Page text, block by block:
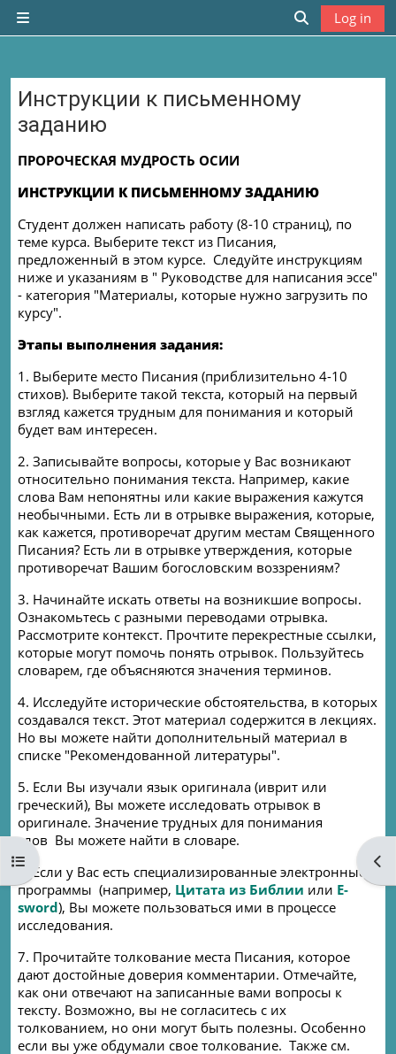
Skip to main content
Side panel
Toggle
Log in
Open course index
Инструкции к письменному
заданию
Completion requirements
ПРОРОЧЕСКАЯ МУДРОСТЬ ОСИИ
ИНСТРУКЦИИ К ПИСЬМЕННОМУ ЗАДАНИЮ
Студент должен написать работу (8-10 страниц), по
теме курса. Выберите текст из Писания,
предложенный в этом курсе. Следуйте инструкциям
ниже и указаниям в " Руководстве для написания эссе"
- категория "Материалы, которые нужно загрузить по
курсу".
Этапы выполнения задания:
1. Выберите место Писания (приблизительно 4-10
стихов). Выберите такой текста, который на первый
взгляд кажется трудным для понимания и который
будет вам интересен.
2. Записывайте вопросы, которые у Вас возникают
относительно понимания текста. Например, какие
слова Вам непонятны или какие выражения кажутся
необычными. Есть ли в отрывке выражения, которые,
как кажется, противоречат другим местам Священного
Писания? Есть ли в отрывке утверждения, которые
противоречат Вашим богословским воззрениям?
3. Начинайте искать ответы на возникшие вопросы.
Ознакомьтесь с разными переводами отрывка.
Рассмотрите контекст. Прочтите перекрестные ссылки,
которые могут помочь понять отрывок. Пользуйтесь
словарем, где объясняются значения терминов.
4. Исследуйте исторические обстоятельства, в которых
создавался текст. Этот материал содержится в лекциях.
Но вы можете найти дополнительный материал в
списке "Рекомендованной литературы".
5. Если Вы изучали язык оригинала (иврит или
греческий), Вы можете исследовать отрывок в
оригинале. Значение трудных для понимания
слов Вы можете найти в словаре.
6. Если у Вас есть специализированные электронные
программы (например, Цитата из Библии или E-
sword), Вы можете пользоваться ими в процессе
исследования.
7. Прочитайте толкование места Писания, которое
дают достойные доверия комментарии. Отмечайте,
как они отвечают на записанные вами вопросы к
тексту. Возможно, вы не согласитесь с их
толкованием, но они могут быть полезны. Особенно
если вы уже обдумали свое толкование. Также см.